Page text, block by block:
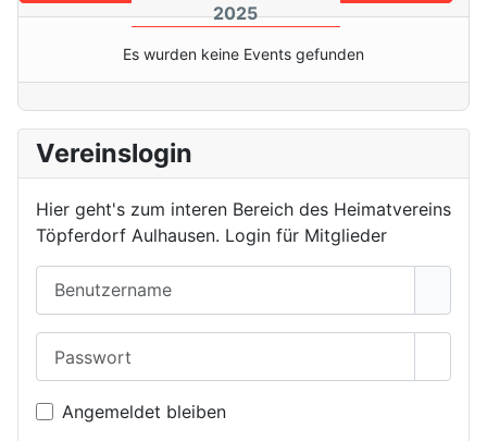
2025
Es wurden keine Events gefunden
Vereinslogin
Hier geht's zum interen Bereich des Heimatvereins
Töpferdorf Aulhausen. Login für Mitglieder
Angemeldet bleiben